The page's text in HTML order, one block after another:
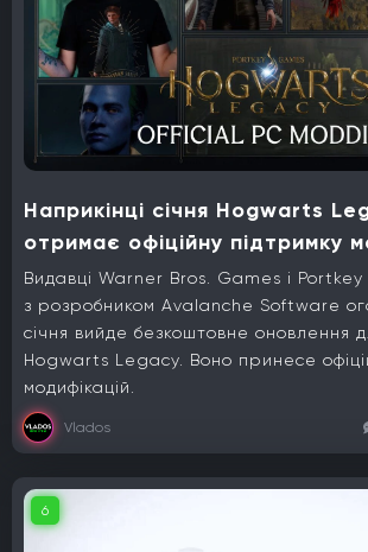
Наприкінці січня Hogwarts
отримає офіційну підтримку
Видавці Warner Bros. Games і Portkey
з розробником Avalanche Software
січня вийде безкоштовне оновлення
Hogwarts Legacy. Воно принесе
модифікацій.
Vlados
6